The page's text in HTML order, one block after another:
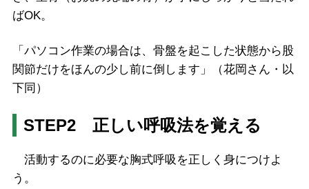
ばOK。
「パソコン作業の場合は、骨盤を起こした状態から股
関節だけをほんの少し前に倒します」（花岡さん・以
下同）
STEP2 正しい呼吸法を覚える
活動するのに必要な胸式呼吸を正しく身につけよ
う。